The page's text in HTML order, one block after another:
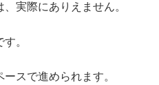
実際にありえません。
。
スで進められます。